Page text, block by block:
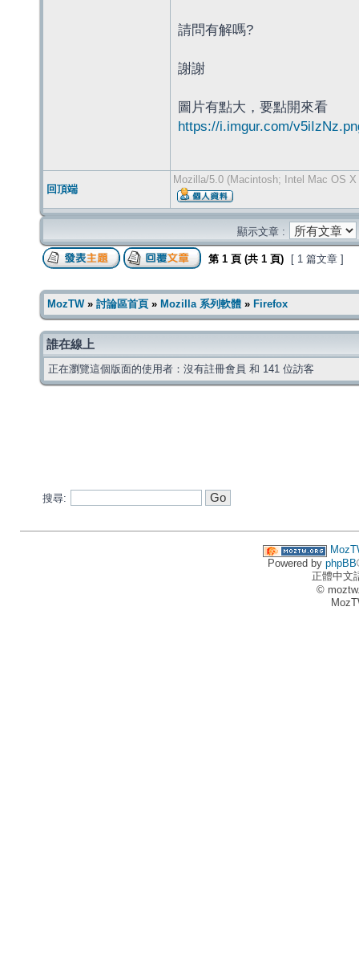
請問有解嗎?
謝謝
圖片有點大，要點開來看
https://i.imgur.com/
回頂端
Mozilla/5.0 (Macintosh; Intel Mac OS
顯示文章 :
第 1 頁 (共 1 頁) [ 1 篇文章 ]
MozTW» 討論區首頁 » Mozilla 系列軟體 » Firefox
誰在線上
正在瀏覽這個版面的使用者：沒有註冊會員 和 141 位訪客
搜尋:
Powered by phpBB
正體中文
©